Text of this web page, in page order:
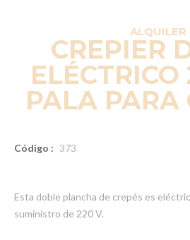
ALQUILER
CREPIER
ELÉCTRICO
PALA PARA
Código : 373
Esta doble plancha de crepés es
suministro de 220 V.